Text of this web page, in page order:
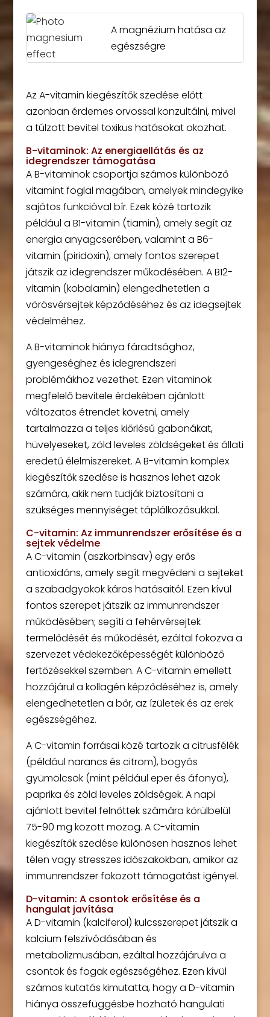
A magnézium hatása az
egészségre
Az A-vitamin kiegészítők szedése előtt
azonban érdemes orvossal konzultálni, mivel
a túlzott bevitel toxikus hatásokat okozhat.
B-vitaminok: Az energiaellátás és az
idegrendszer támogatása
A B-vitaminok csoportja számos különböző
vitamint foglal magában, amelyek mindegyike
sajátos funkcióval bír. Ezek közé tartozik
például a B1-vitamin (tiamin), amely segít az
energia anyagcserében, valamint a B6-
vitamin (piridoxin), amely fontos szerepet
játszik az idegrendszer működésében. A B12-
vitamin (kobalamin) elengedhetetlen a
vörösvérsejtek képződéséhez és az idegsejtek
védelméhez.
A B-vitaminok hiánya fáradtsághoz,
gyengeséghez és idegrendszeri
problémákhoz vezethet. Ezen vitaminok
megfelelő bevitele érdekében ajánlott
változatos étrendet követni, amely
tartalmazza a teljes kiőrlésű gabonákat,
hüvelyeseket, zöld leveles zöldségeket és állati
eredetű élelmiszereket. A B-vitamin komplex
kiegészítők szedése is hasznos lehet azok
számára, akik nem tudják biztosítani a
szükséges mennyiséget táplálkozásukkal.
C-vitamin: Az immunrendszer erősítése és a
sejtek védelme
A C-vitamin (aszkorbinsav) egy erős
antioxidáns, amely segít megvédeni a sejteket
a szabadgyökök káros hatásaitól. Ezen kívül
fontos szerepet játszik az immunrendszer
működésében; segíti a fehérvérsejtek
termelődését és működését, ezáltal fokozva a
szervezet védekezőképességét különböző
fertőzésekkel szemben. A C-vitamin emellett
hozzájárul a kollagén képződéséhez is, amely
elengedhetetlen a bőr, az ízületek és az erek
egészségéhez.
A C-vitamin forrásai közé tartozik a citrusfélék
(például narancs és citrom), bogyós
gyümölcsök (mint például eper és áfonya),
paprika és zöld leveles zöldségek. A napi
ajánlott bevitel felnőttek számára körülbelül
75-90 mg között mozog. A C-vitamin
kiegészítők szedése különösen hasznos lehet
télen vagy stresszes időszakokban, amikor az
immunrendszer fokozott támogatást igényel.
D-vitamin: A csontok erősítése és a
hangulat javítása
A D-vitamin (kalciferol) kulcsszerepet játszik a
kalcium felszívódásában és
metabolizmusában, ezáltal hozzájárulva a
csontok és fogak egészségéhez. Ezen kívül
számos kutatás kimutatta, hogy a D-vitamin
hiánya összefüggésbe hozható hangulati